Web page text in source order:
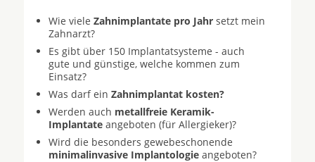
Wie viele Zahnimplantate pro Jahr setzt mein
Zahnarzt?
Es gibt über 150 Implantatsysteme - auch
gute und günstige, welche kommen zum
Einsatz?
Was darf ein Zahnimplantat kosten?
Werden auch metallfreie Keramik-
Implantate angeboten (für Allergieker)?
Wird die besonders gewebeschonende
minimalinvasive Implantologie angeboten?